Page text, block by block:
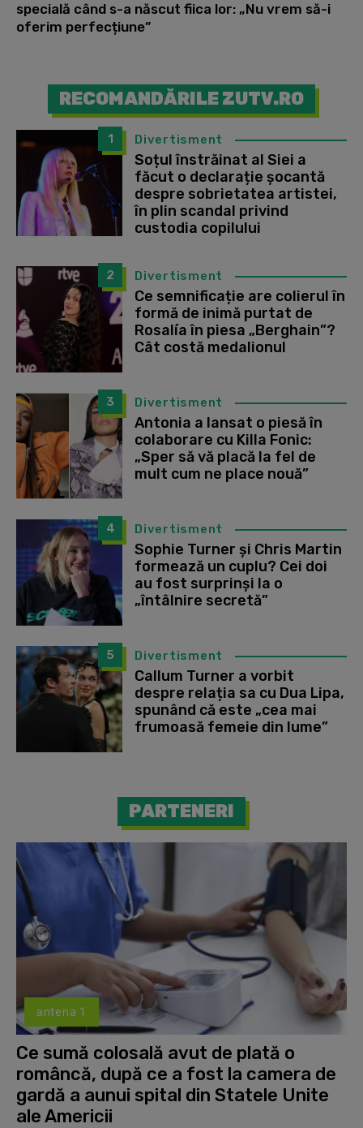
specială când s-a născut fiica lor: „Nu vrem să-i
oferim perfecțiune”
RECOMANDĂRILE ZUTV.RO
1 Divertisment
Soțul înstrăinat al Siei a
făcut o declarație șocantă
despre sobrietatea artistei,
în plin scandal privind
custodia copilului
2 Divertisment
Ce semnificație are colierul în
formă de inimă purtat de
Rosalía în piesa „Berghain”?
Cât costă medalionul
3 Divertisment
Antonia a lansat o piesă în
colaborare cu Killa Fonic:
„Sper să vă placă la fel de
mult cum ne place nouă”
4 Divertisment
Sophie Turner și Chris Martin
formează un cuplu? Cei doi
au fost surprinși la o
„întâlnire secretă”
5 Divertisment
Callum Turner a vorbit
despre relația sa cu Dua Lipa,
spunând că este „cea mai
frumoasă femeie din lume”
PARTENERI
antena 1
Ce sumă colosală avut de plată o
româncă, după ce a fost la camera de
gardă a aunui spital din Statele Unite
ale Americii